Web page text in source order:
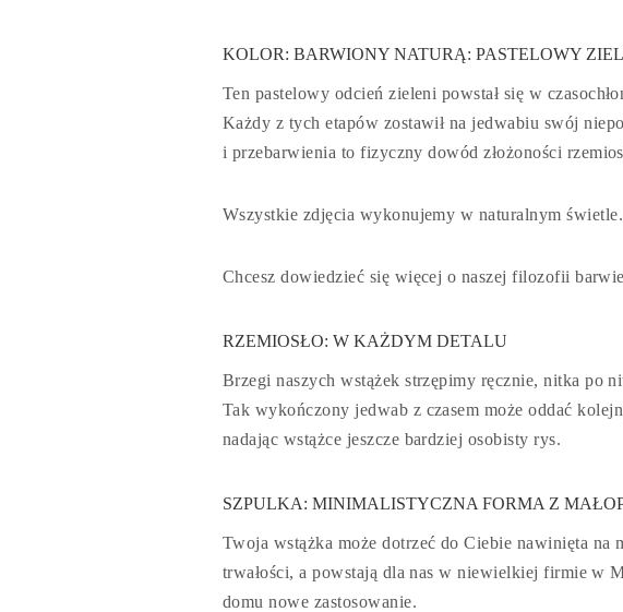
KOLOR: BARWIONY NATURĄ: PASTELOWY
Ten pastelowy odcień zieleni powstał się w
Każdy z tych etapów zostawił na jedwabiu swój
i przebarwienia to fizyczny dowód złożoności
Wszystkie zdjęcia wykonujemy w naturalnym
Chcesz dowiedzieć się więcej o naszej filozofii
RZEMIOSŁO: W KAŻDYM DETALU
Brzegi naszych wstążek strzępimy ręcznie, nitka po
Tak wykończony jedwab z czasem może oddać
nadając wstążce jeszcze bardziej osobisty rys.
SZPULKA: MINIMALISTYCZNA FORMA Z
Twoja wstążka może dotrzeć do Ciebie nawinięta
trwałości, a powstają dla nas w niewielkiej firmie w
domu nowe zastosowanie.